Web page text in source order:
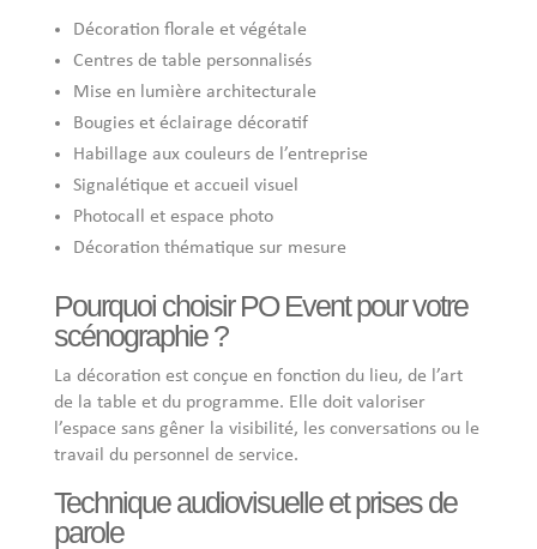
Décoration florale et végétale
Centres de table personnalisés
Mise en lumière architecturale
Bougies et éclairage décoratif
Habillage aux couleurs de l’entreprise
Signalétique et accueil visuel
Photocall et espace photo
Décoration thématique sur mesure
Pourquoi choisir PO Event pour votre
scénographie ?
La décoration est conçue en fonction du lieu, de l’art
de la table et du programme. Elle doit valoriser
l’espace sans gêner la visibilité, les conversations ou le
travail du personnel de service.
Technique audiovisuelle et prises de
parole